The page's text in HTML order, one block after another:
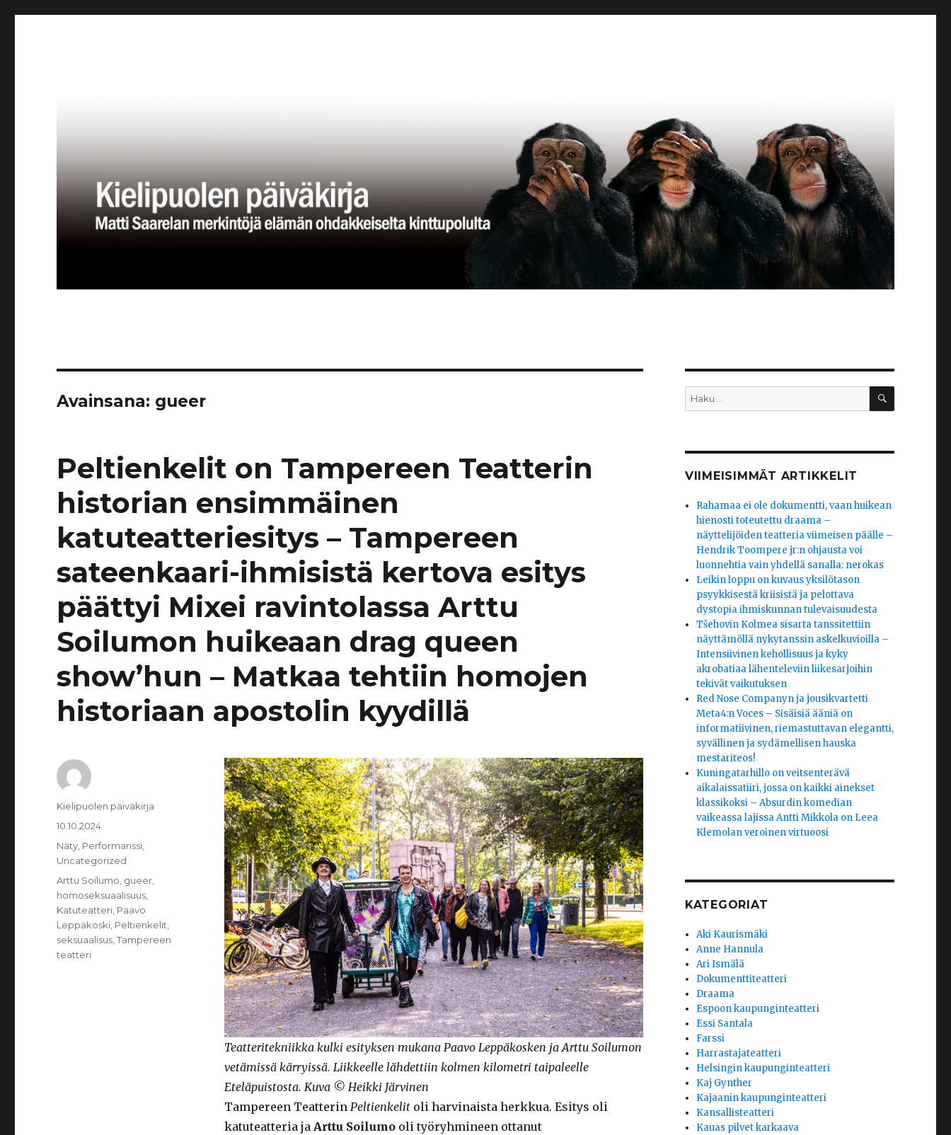
Avainsana: gueer
Peltienkelit on Tampereen Teatterin
historian ensimmäinen
katuteatteriesitys – Tampereen
sateenkaari-ihmisistä kertova esitys
päättyi Mixei ravintolassa Arttu
Soilumon huikeaan drag queen
show’hun – Matkaa tehtiin homojen
historiaan apostolin kyydillä
Teatteritekniikka kulki esityksen mukana Paavo Leppäkosken ja Arttu Soilumon
vetämissä kärryissä. Liikkeelle lähdettiin kolmen kilometri taipaleelle
Eteläpuistosta. Kuva © Heikki Järvinen
Tampereen Teatterin Peltienkelit oli harvinaista herkkua. Esitys oli
katuteatteria ja Arttu Soilumooli työryhmineen ottanut
Kirjoittaja
Kielipuolen päiväkirja
Julkaistu
10.10.2024
Kategoriat
Näty Performanssi
Uncategorized
Avainsanat
Arttu Soilumo gueer
homoseksuaalisuus
Katuteatteri Paavo
Leppäkoski Peltienkelit
seksuaalisus ,Tampereen
teatteri
Etsi: HAKU
VIIMEISIMMÄT ARTIKKELIT
Rahamaa ei ole dokumentti, vaan huikean
hienosti toteutettu draama –
näyttelijöiden teatteria viimeisen päälle –
Hendrik Toompere jr:n ohjausta voi
luonnehtia vain yhdellä sanalla: nerokas
Leikin loppu on kuvaus yksilötason
psyykkisestä kriisistä ja pelottava
dystopia ihmiskunnan tulevaisuudesta
Tšehovin Kolmea sisarta tanssitettiin
näyttämöllä nykytanssin askelkuvioilla –
Intensiivinen kehollisuus ja kyky
akrobatiaa lähenteleviin liikesarjoihin
tekivät vaikutuksen
Red Nose Companyn ja jousikvartetti
Meta4:n Voces – Sisäisiä ääniä on
informatiivinen, riemastuttavan elegantti,
syvällinen ja sydämellisen hauska
mestariteos!
Kuningatarhillo on veitsenterävä
aikalaissatiiri, jossa on kaikki ainekset
klassikoksi – Absurdin komedian
vaikeassa lajissa Antti Mikkola on Leea
Klemolan veroinen virtuoosi
KATEGORIAT
Aki Kaurismäki
Anne Hannula
Ari Ismälä
Dokumenttiteatteri
Draama
Espoon kaupunginteatteri
Essi Santala
Farssi
Harrastajateatteri
Helsingin kaupunginteatteri
Kaj Gynther
Kajaanin kaupunginteatteri
Kansallisteatteri
Kauas pilvet karkaava